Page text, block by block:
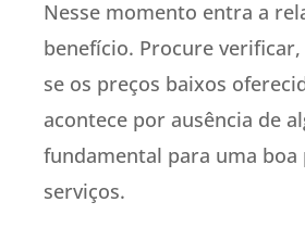
Nesse momento entra a
benefício. Procure
se os preços baixos
acontece por ausência de
fundamental para uma boa
serviços.